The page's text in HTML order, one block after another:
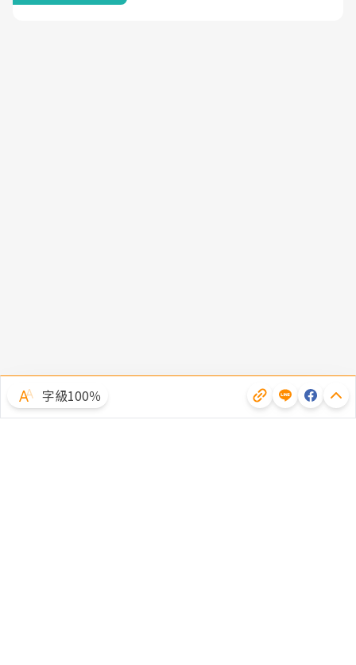
字級100％